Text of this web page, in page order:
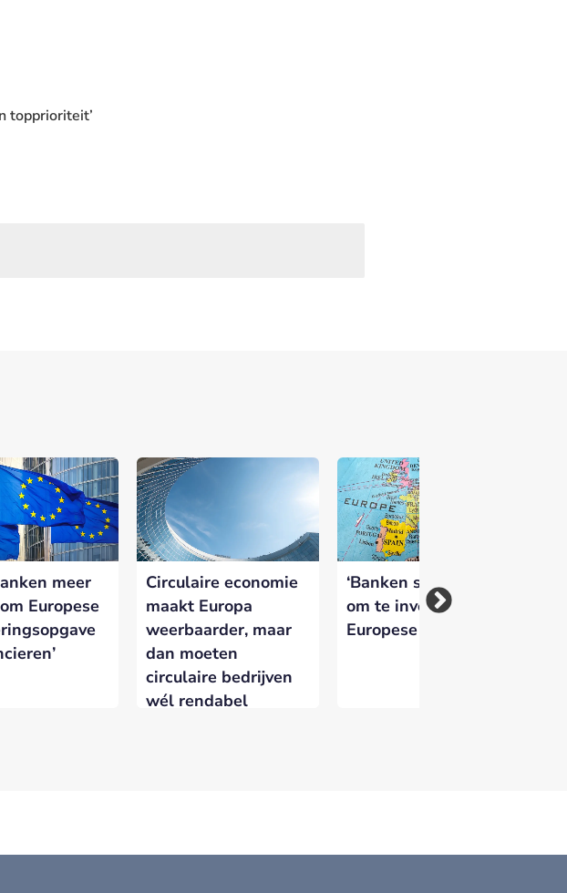
topprioriteit’
meer
Europese
Circulaire economie
maakt Europa
weerbaarder, maar
dan moeten
circulaire bedrijven
wél rendabel
‘Banken staan klaar
om te investeren in
Europese economie’